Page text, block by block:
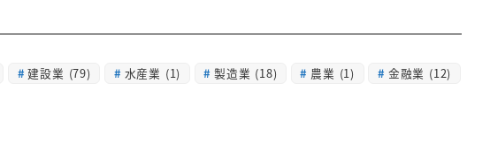
建設業 (79) 水産業 (1) 製造業 (18) 農業 (1) 金融業 (12)